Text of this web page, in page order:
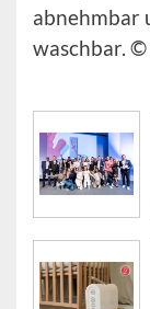
abnehmbar
waschbar.